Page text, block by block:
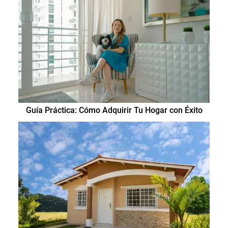
Guía Práctica: Cómo Adquirir Tu Hogar con Éxito